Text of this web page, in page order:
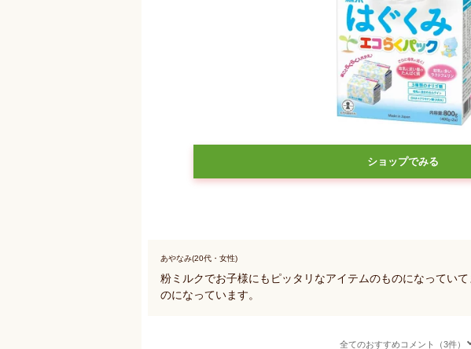
ショップでみる
あやなみ(20代・女性)
粉ミルクでお子様にもピッタリなアイテムのものになってい
のになっています。
全てのおすすめコメント（3件）